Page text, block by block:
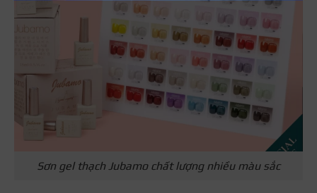
Sơn gel thạch Jubamo chất lượng nhiều màu sắc